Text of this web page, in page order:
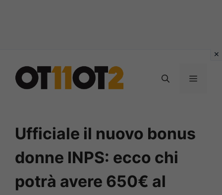
contenuto
MENU
Ufficiale il nuovo bonus
donne INPS: ecco chi
potrà avere 650€ al